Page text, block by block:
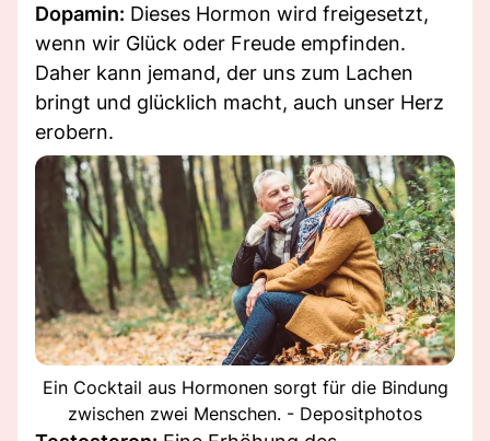
Dopamin: Dieses Hormon wird freigesetzt,
wenn wir Glück oder Freude empfinden.
Daher kann jemand, der uns zum Lachen
bringt und glücklich macht, auch unser Herz
erobern.
Ein Cocktail aus Hormonen sorgt für die Bindung
zwischen zwei Menschen. - Depositphotos